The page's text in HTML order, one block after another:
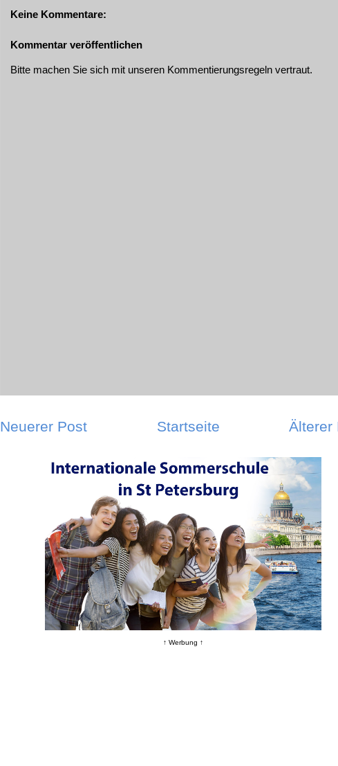
Keine Kommentare:
Kommentar veröffentlichen
Bitte machen Sie sich mit unseren Kommentierungsregeln vertraut.
Neuerer Post Älterer
Startseite
↑ Werbung ↑